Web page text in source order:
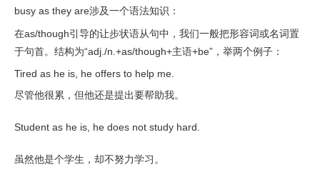
busy as they are涉及一个语法知识：
在as/though引导的让步状语从句中，我们一般把形容词或名词置
于句首。结构为“adj./n.+as/though+主语+be”，举两个例子：
Tired as he is, he offers to help me.
尽管他很累，但他还是提出要帮助我。
Student as he is, he does not study hard.
虽然他是个学生，却不努力学习。